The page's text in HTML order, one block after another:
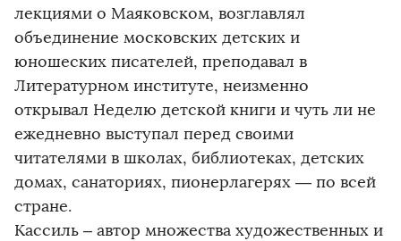
лекциями о Маяковском, возглавлял
объединение московских детских и
юношеских писателей, преподавал в
Литературном институте, неизменно
открывал Неделю детской книги и чуть ли не
ежедневно выступал перед своими
читателями в школах, библиотеках, детских
домах, санаториях, пионерлагерях — по всей
стране.
Кассиль – автор множества художественных и